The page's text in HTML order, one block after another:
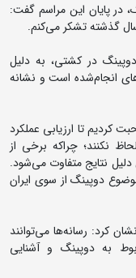
در پایان این مراسم گفت:
گذشته تشکر می‌کنم.
در کشتی، به دلیل
انجام‌شده است و نشانه
کردیم تا ارزیابی عملکرد
نکنند؛ چراکه برخی از
نتایج متفاوت می‌شود.
دوپینگ از سوی ایران
کرد: رسانه‌ها می‌توانند
به دوپینگ و آشنایی